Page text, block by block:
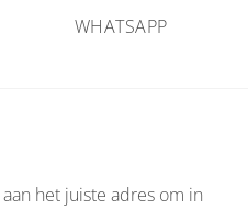
WHATSAPP
het juiste adres om in